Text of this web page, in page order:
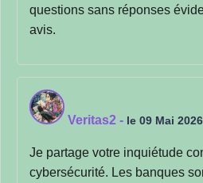
questions sans réponses
avis.
Veritas2 - le 09 Mai 2026
Je partage votre inquiétude
cybersécurité. Les banques